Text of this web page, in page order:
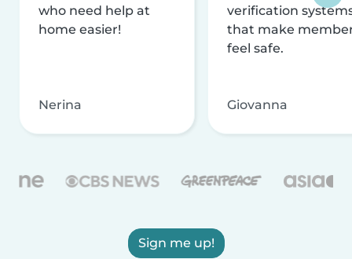
who need help at
home easier!
Nerina
verification
that make
feel safe.
Giovanna
Sign me up!